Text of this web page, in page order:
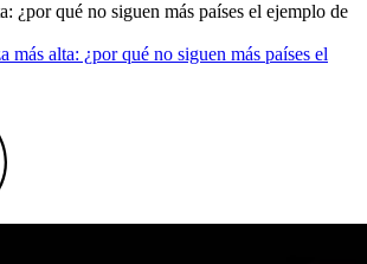
¿por qué no siguen más países el ejemplo de
más alta: ¿por qué no siguen más países el